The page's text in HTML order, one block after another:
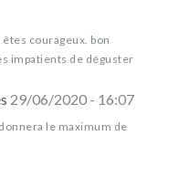
courageux. bon
impatients de déguster
29/06/2020 - 16:07
le maximum de